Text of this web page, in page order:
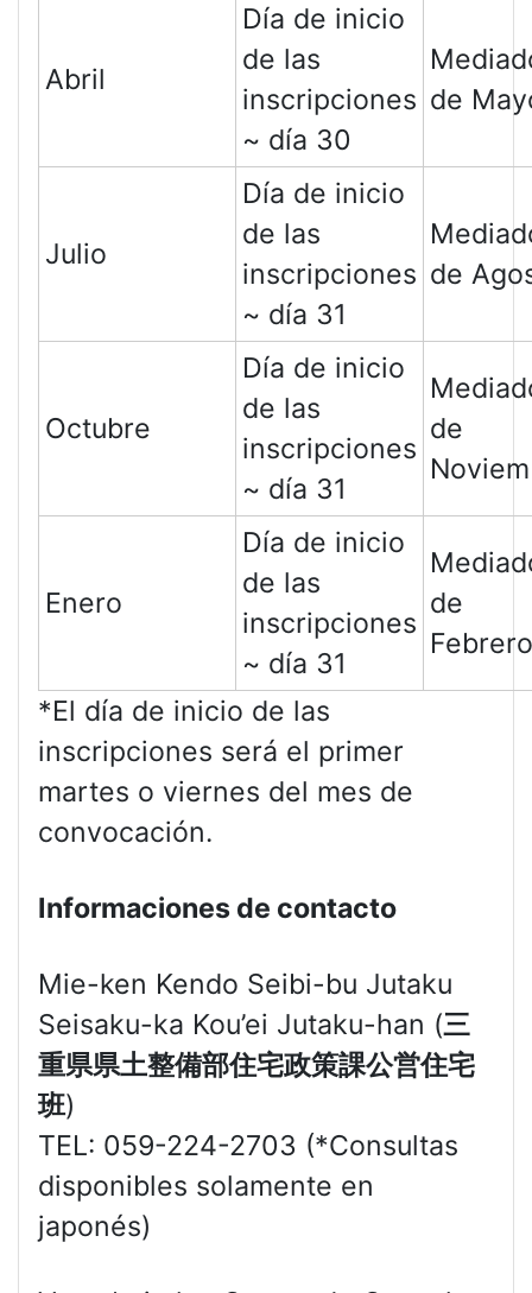
Abril
Día de inicio
de las
inscripciones
~ día 30
de
Julio
Día de inicio
de las
inscripciones
~ día 31
de
Octubre
Día de inicio
de las
inscripciones
~ día 31
de
Enero
Día de inicio
de las
inscripciones
~ día 31
de
Febrero
*El día de inicio de las
inscripciones será el primer
martes o viernes del mes de
convocación.
Informaciones de contacto
Mie-ken Kendo Seibi-bu Jutaku
Seisaku-ka Kou’ei Jutaku-han (三
重県県土整備部住宅政策課公営住宅
班)
TEL: 059-224-2703 (*Consultas
disponibles solamente en
japonés)